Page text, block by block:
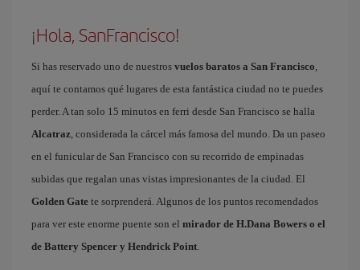
¡Hola, SanFrancisco!
Si has reservado uno de nuestros vuelos baratos a San Francisco,
aquí te contamos qué lugares de esta fantástica ciudad no te puedes
perder. A tan solo 15 minutos en ferri desde San Francisco se halla
Alcatraz, considerada la cárcel más famosa del mundo. Da un paseo
en el funicular de San Francisco con su recorrido de empinadas
subidas que regalan unas vistas impresionantes de la ciudad. El
Golden Gate te sorprenderá. Algunos de los puntos recomendados
para ver este enorme puente son el mirador de H.Dana Bowers o el
de Battery Spencer y Hendrick Point.